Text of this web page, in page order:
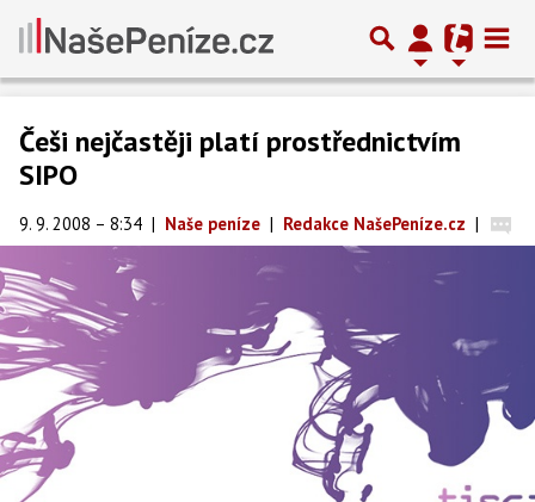
Češi nejčastěji platí prostřednictvím
SIPO
9. 9. 2008 – 8:34 | Naše peníze | Redakce NašePeníze.cz |